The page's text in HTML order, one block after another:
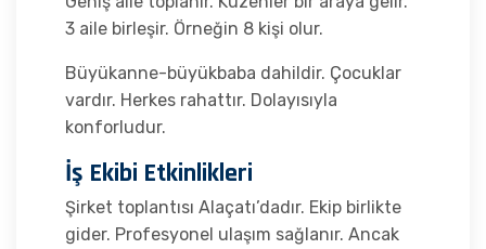
3 aile birleşir. Örneğin 8 kişi olur.
Büyükanne-büyükbaba dahildir. Çocuklar
vardır. Herkes rahattır. Dolayısıyla
konforludur.
İş Ekibi Etkinlikleri
Şirket toplantısı Alaçatı’dadır. Ekip birlikte
gider. Profesyonel ulaşım sağlanır. Ancak